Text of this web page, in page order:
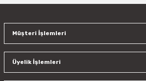
Müşteri İşlemleri
Üyelik İşlemleri